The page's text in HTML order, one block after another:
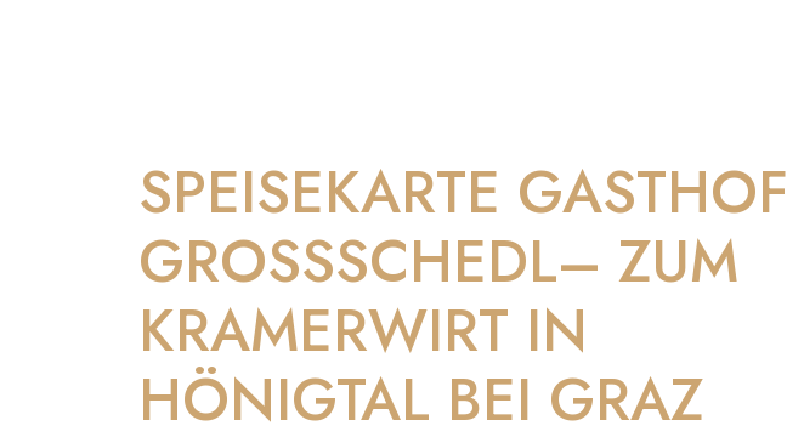
SPEISEKARTE GASTHOF
GROSSSCHEDL– ZUM
KRAMERWIRT IN
HÖNIGTAL BEI GRAZ